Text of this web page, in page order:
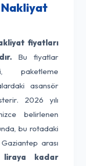
fiyatları
Bu fiyatlar
paketleme
asansör
2026 yılı
belirlenen
bu rotadaki
arası
liraya kadar